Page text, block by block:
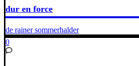
dur en force
de rainer sommerhalder
0